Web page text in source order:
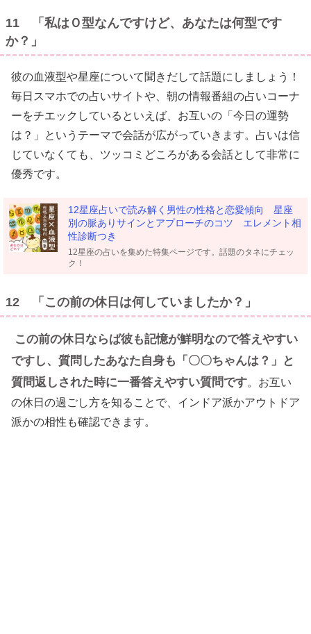
11 「私はＯ型なんですけど、あなたは何型です
か？」
彼の血液型や星座について聞きだして話題にしましょう！
毎日スマホでの占いサイトや、朝の情報番組の占いコーナ
ーをチエックしているといえば、お互いの「今日の運勢
は？」というテーマで会話が広がっていきます。占いは信
じていなくても、ツッコミどころがある会話として非常に
優秀です。
12星座占いで読み解く男性の性格と恋愛傾向 星座
別の脈ありサインとアプローチのコツ エレメント相
性診断つき
12星座の占いを集めた特集ページです。話題のタネにチェッ
ク！
12 「この前の休日は何していましたか？」
この前の休日ならば彼も記憶が鮮明なので答えやすい
ですし、質問したあなた自身も「〇〇ちゃんは？」と
質問返しされた時に一番答えやすい質問です。お互い
の休日の過ごし方を知ることで、インドア派かアウトドア
派かの相性も確認できます。